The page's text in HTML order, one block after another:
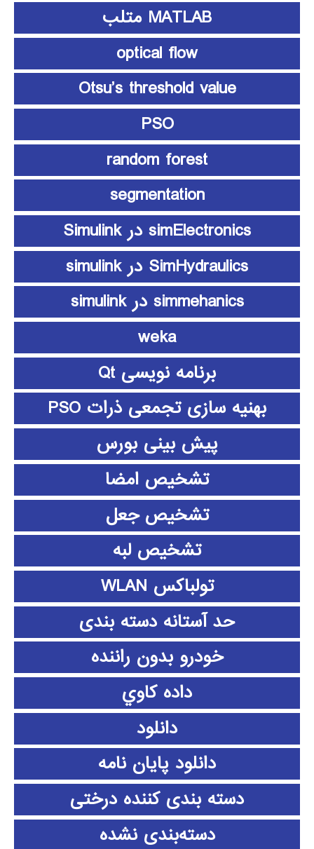
MATLAB متلب
optical flow
Otsu’s threshold value
PSO
random forest
segmentation
simElectronics در Simulink
SimHydraulics در simulink
simmehanics در simulink
weka
برنامه نویسی Qt
بهنیه سازی تجمعی ذرات PSO
پیش بینی بورس
تشخیص امضا
تشخیص جعل
تشخیص لبه
تولباکس WLAN
حد آستانه دسته بندی
خودرو بدون راننده
داده كاوي
دانلود
دانلود پايان نامه
دسته بندی کننده درختی
دسته‌بندی نشده